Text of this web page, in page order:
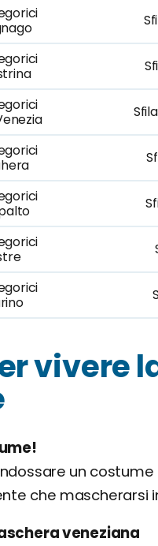
vivere
un
che mascherarsi
veneziana